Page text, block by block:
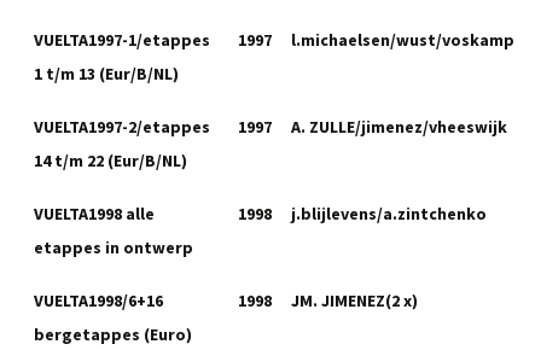
VUELTA1997-1/etappes
1 t/m 13 (Eur/B/NL)
1997 l.michaelsen/wust/voskamp
VUELTA1997-2/etappes
14 t/m 22 (Eur/B/NL)
1997 A. ZULLE/jimenez/vheeswijk
VUELTA1998 alle
etappes in ontwerp
1998 j.blijlevens/a.zintchenko
VUELTA1998/6+16
bergetappes (Euro)
1998 JM. JIMENEZ(2 x)